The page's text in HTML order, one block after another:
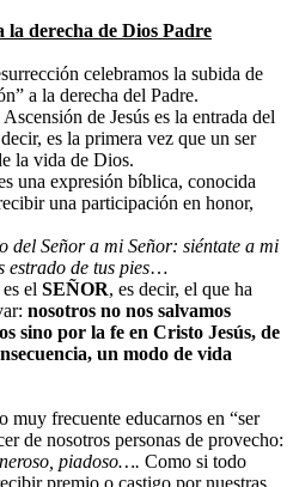
la derecha de Dios Padre
celebramos la subida de
a la derecha del Padre.
de Jesús es la entrada del
es la primera vez que un ser
la vida de Dios.
una expresión bíblica, conocida
una participación en honor,
del Señor a mi Señor: siéntate a mi
estrado de tus pies…
el SEÑOR, es decir, el que ha
nosotros no nos salvamos
sino por la fe en Cristo Jesús, de
un modo de vida
frecuente educarnos en “ser
de nosotros personas de provecho:
piadoso…. Como si todo